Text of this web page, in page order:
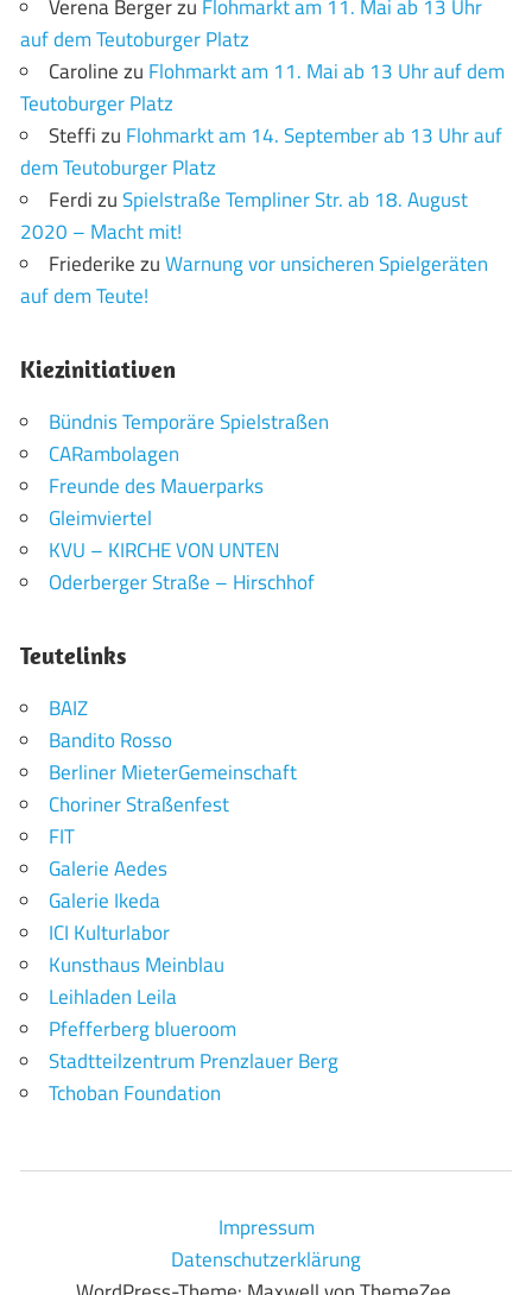
Verena Bergerzu Flohmarkt am 11. Mai ab 13 Uhr
auf dem Teutoburger Platz
Carolinezu Flohmarkt am 11. Mai ab 13 Uhr auf dem
Teutoburger Platz
Steffizu Flohmarkt am 14. September ab 13 Uhr auf
dem Teutoburger Platz
FerdizuSpielstraße Templiner Str. ab 18. August
2020 – Macht mit!
FriederikezuWarnung vor unsicheren Spielgeräten
auf dem Teute!
Kiezinitiativen
Bündnis Temporäre Spielstraßen
CARambolagen
Freunde des Mauerparks
Gleimviertel
KVU – KIRCHE VON UNTEN
Oderberger Straße – Hirschhof
Teutelinks
BAIZ
Bandito Rosso
Berliner MieterGemeinschaft
Choriner Straßenfest
FIT
Galerie Aedes
Galerie Ikeda
ICI Kulturlabor
Kunsthaus Meinblau
Leihladen Leila
Pfefferberg blueroom
Stadtteilzentrum Prenzlauer Berg
Tchoban Foundation
Impressum
Datenschutzerklärung